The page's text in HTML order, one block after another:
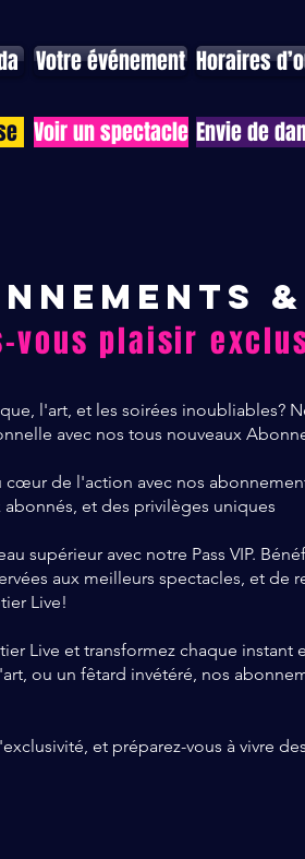
Votre événement Horaires
Voir un spectacle Envie de
vous plaisir
l'art, et les soirées inoubliables?
avec nos tous nouveaux
de l'action avec nos
abonnés, et des privilèges uniques
supérieur avec notre Pass VIP.
aux meilleurs spectacles, et de
Live!
Live et transformez chaque
ou un fêtard invétéré, nos
et préparez-vous à vivre